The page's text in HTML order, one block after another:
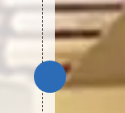
Un devis est
de débarras
duplex,
pour
de son